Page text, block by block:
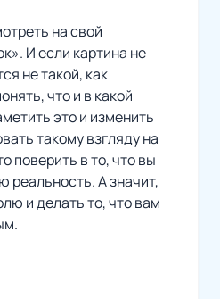
на свой
И если картина не
не такой, как
что и в какой
это и изменить
такому взгляду на
поверить в то, что вы
реальность. А значит,
и делать то, что вам